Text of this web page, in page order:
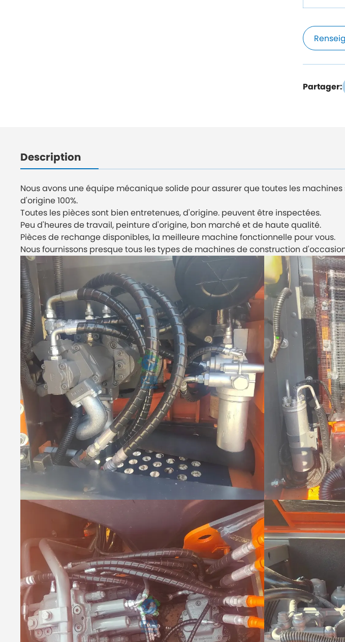
Partager:
Description
Nous avons une équipe mécanique solide pour assurer que toutes les
d'origine 100%.
Toutes les pièces sont bien entretenues, d'origine. peuvent être inspectées.
Peu d'heures de travail, peinture d'origine, bon marché et de haute qualité.
Pièces de rechange disponibles, la meilleure machine fonctionnelle pour vous.
Nous fournissons presque tous les types de machines de construction